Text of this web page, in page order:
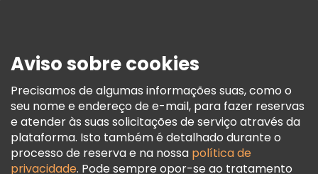
Termos E Informações Legais
Política De Cookies
Freetour Prémios
Programa De Fidelidade
Aviso sobre cookies
Precisamos de algumas informações suas, como o
seu nome e endereço de e-mail, para fazer reservas
e atender às suas solicitações de serviço através da
plataforma. Isto também é detalhado durante o
processo de reserva e na nossa política de
privacidade. Pode sempre opor-se ao tratamento